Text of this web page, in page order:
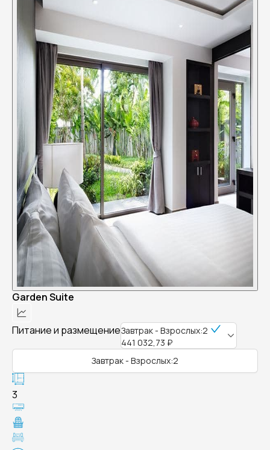
Garden Suite
Питание и размещениеЗавтрак - Взрослых:2
441 032,73 ₽
Завтрак - Взрослых:2
3